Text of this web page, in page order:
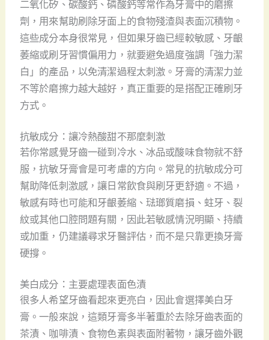
二氧化矽、碳酸鈣、磷酸鈣等常作為牙膏中的磨擦
劑，用來幫助刷除牙面上的食物殘渣與表面沉積物。
這些成分本身很常見，但如果牙齒已經較敏感、牙齦
萎縮或刷牙習慣偏用力，就要避免過度強調「強力潔
白」的產品，以免清潔過程太刺激。牙膏的清潔力並
不等於磨擦力越大越好，真正重要的是搭配正確刷牙
方式。
抗敏成分：讓冷熱酸甜不那麼刺激
若你常感覺牙齒一碰到冷水、冰品或酸味食物就不舒
服，抗敏牙膏會是可考慮的方向。常見的抗敏成分可
幫助降低刺激感，讓日常飲食與刷牙更舒適。不過，
敏感有時也可能和牙齦萎縮、琺瑯質磨損、蛀牙、裂
紋或其他口腔問題有關，因此若敏感情況明顯、持續
或加重，仍建議尋求牙醫評估，而不是只靠更換牙膏
硬撐。
美白成分：主要處理表面色漬
很多人希望牙齒看起來更亮白，因此會選擇美白牙
膏。一般來說，這類牙膏多半著重於去除牙齒表面的
茶漬、咖啡漬、食物色素與表面附著物，讓牙齒外觀